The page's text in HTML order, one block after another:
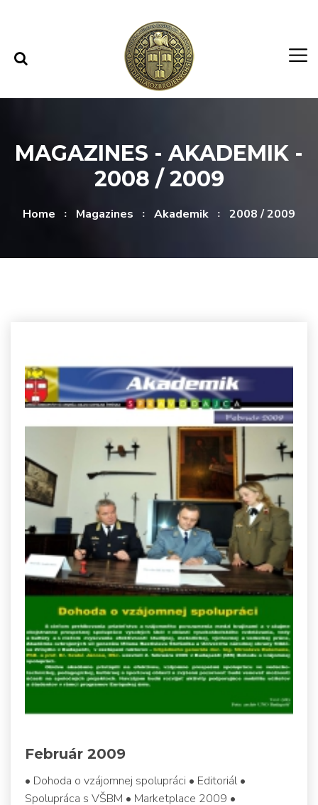
MAGAZINES - AKADEMIK -
2008 / 2009
Home Magazines Akademik 2008 / 2009
Február 2009
• Dohoda o vzájomnej spolupráci • Editoriál •
Spolupráca s VŠBM • Marketplace 2009 •